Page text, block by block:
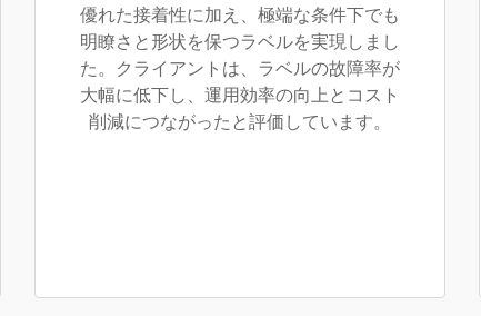
優れた接着性に加え、極端な条件下でも
明瞭さと形状を保つラベルを実現しまし
た。クライアントは、ラベルの故障率が
大幅に低下し、運用効率の向上とコスト
削減につながったと評価しています。